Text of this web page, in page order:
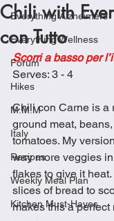
Everything Alzheimers
Everything Wellness
Forum
Hikes
M.M.M
Italy
Recipes
Weekly Meal Plan
Kitchen Must-Haves
Chili with
con Tutto
Scorri a basso per
Serves: 3 - 4
Chili con Carne is a
ground meat,
tomatoes. My
way more veggies
flakes to give it heat.
slices of bread to
makes this a perfect